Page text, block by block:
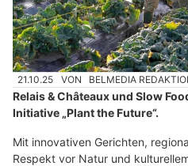
21.10.25 VON BELMEDIA
Relais & Châteaux und Slow
Initiative „Plant the Future“.
Mit innovativen Gerichten,
Respekt vor Natur und